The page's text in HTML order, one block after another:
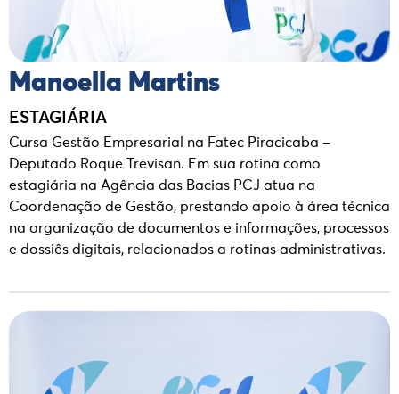
Manoella Martins
ESTAGIÁRIA
Cursa Gestão Empresarial na Fatec Piracicaba –
Deputado Roque Trevisan. Em sua rotina como
estagiária na Agência das Bacias PCJ atua na
Coordenação de Gestão, prestando apoio à área técnica
na organização de documentos e informações, processos
e dossiês digitais, relacionados a rotinas administrativas.